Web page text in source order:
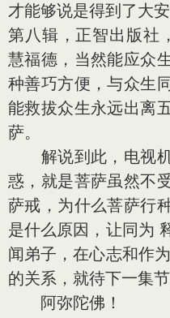
才能够说是得到了大
第八辑，正智出版社
慧福德，当然能应众
种善巧方便，与众生
能救拔众生永远出离
萨。
解说到此，电视机
惑，就是菩萨虽然不
萨戒，为什么菩萨行
是什么原因，让同为
闻弟子，在心志和作
的关系，就待下一集
阿弥陀佛！